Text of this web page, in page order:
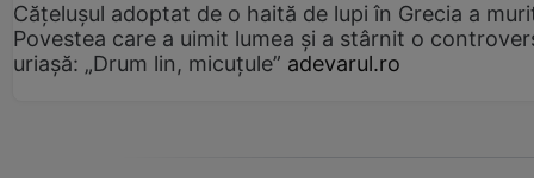
Cățelușul adoptat de o haită de lupi în Grecia a
Povestea care a uimit lumea și a stârnit o
uriașă: „Drum lin, micuțule” adevarul.ro